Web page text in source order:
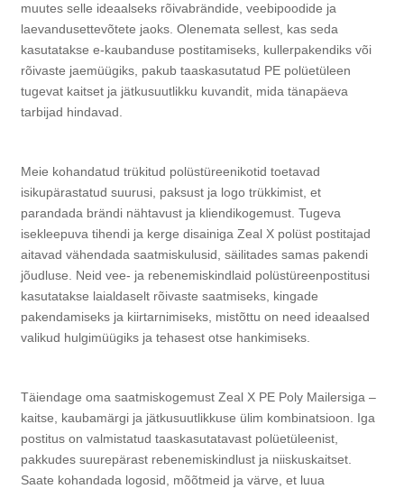
muutes selle ideaalseks rõivabrändide, veebipoodide ja
laevandusettevõtete jaoks. Olenemata sellest, kas seda
kasutatakse e-kaubanduse postitamiseks, kullerpakendiks või
rõivaste jaemüügiks, pakub taaskasutatud PE polüetüleen
tugevat kaitset ja jätkusuutlikku kuvandit, mida tänapäeva
tarbijad hindavad.
Meie kohandatud trükitud polüstüreenikotid toetavad
isikupärastatud suurusi, paksust ja logo trükkimist, et
parandada brändi nähtavust ja kliendikogemust. Tugeva
isekleepuva tihendi ja kerge disainiga Zeal X polüst postitajad
aitavad vähendada saatmiskulusid, säilitades samas pakendi
jõudluse. Neid vee- ja rebenemiskindlaid polüstüreenpostitusi
kasutatakse laialdaselt rõivaste saatmiseks, kingade
pakendamiseks ja kiirtarnimiseks, mistõttu on need ideaalsed
valikud hulgimüügiks ja tehasest otse hankimiseks.
Täiendage oma saatmiskogemust Zeal X PE Poly Mailersiga –
kaitse, kaubamärgi ja jätkusuutlikkuse ülim kombinatsioon. Iga
postitus on valmistatud taaskasutatavast polüetüleenist,
pakkudes suurepärast rebenemiskindlust ja niiskuskaitset.
Saate kohandada logosid, mõõtmeid ja värve, et luua